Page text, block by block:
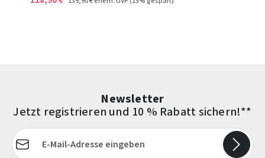
Newsletter
Jetzt registrieren und 10 % Rabatt sichern!**
E-Mail-Adresse*